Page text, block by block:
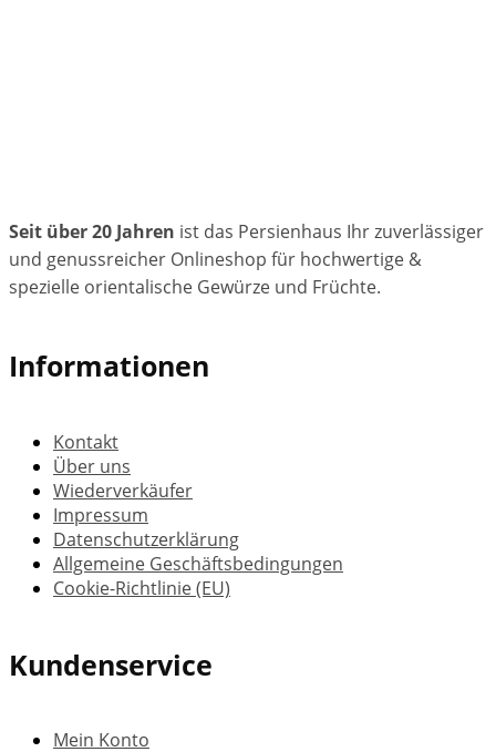
Seit über 20 Jahren ist das Persienhaus Ihr zuverlässiger
und genussreicher Onlineshop für hochwertige &
spezielle orientalische Gewürze und Früchte.
Informationen
Kontakt
Über uns
Wiederverkäufer
Impressum
Datenschutzerklärung
Allgemeine Geschäftsbedingungen
Cookie-Richtlinie (EU)
Kundenservice
Mein Konto